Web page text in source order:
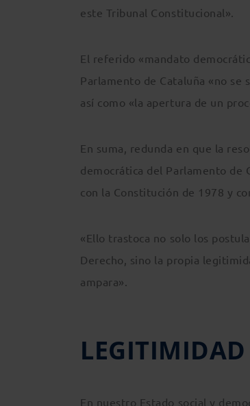
este Tribunal Constitucional».
El referido «mandato
Parlamento de Cataluña «no se
así como «la apertura de un
En suma, redunda en que la
democrática del Parlamento de
con la Constitución de 1978 y
«Ello trastoca no solo los
Derecho, sino la propia
ampara».
En nuestro Estado social y